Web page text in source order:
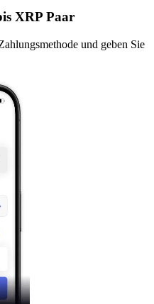
XRP Paar
und geben Sie